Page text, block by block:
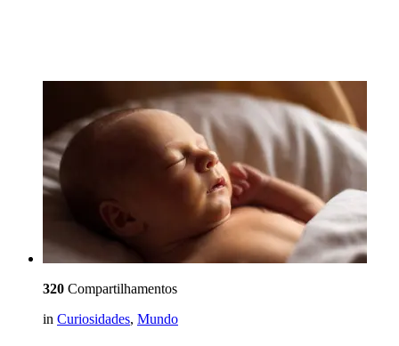
320 Compartilhamentos
in Curiosidades, Mundo